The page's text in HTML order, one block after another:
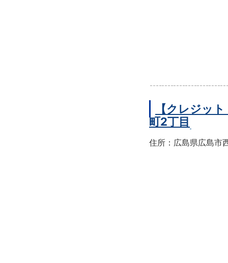
【クレジッ
町2丁目
住所：広島県広島市